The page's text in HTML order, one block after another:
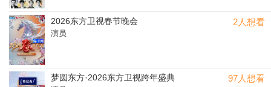
2人想看
2026东方卫视春节晚会
演员
97人想看
梦圆东方·2026东方卫视跨年盛典